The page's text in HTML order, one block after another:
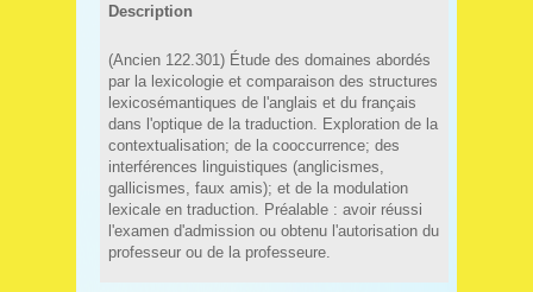
Description
(Ancien 122.301) Étude des domaines abordés
par la lexicologie et comparaison des structures
lexicosémantiques de l'anglais et du français
dans l'optique de la traduction. Exploration de la
contextualisation; de la cooccurrence; des
interférences linguistiques (anglicismes,
gallicismes, faux amis); et de la modulation
lexicale en traduction. Préalable : avoir réussi
l'examen d'admission ou obtenu l'autorisation du
professeur ou de la professeure.